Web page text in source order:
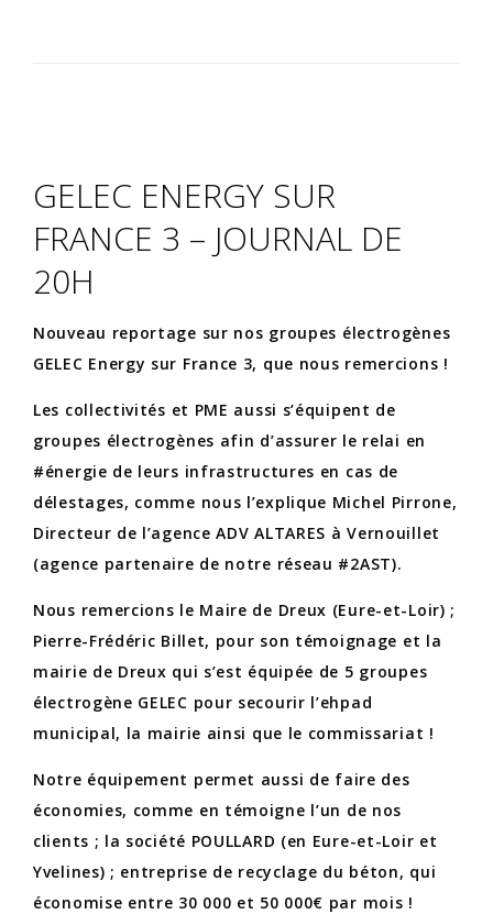
GELEC ENERGY SUR
FRANCE 3 – JOURNAL DE
20H
Nouveau reportage sur nos groupes électrogènes
GELEC Energy sur France 3, que nous remercions !
Les collectivités et PME aussi s’équipent de
groupes électrogènes afin d’assurer le relai en
#énergie de leurs infrastructures en cas de
délestages, comme nous l’explique Michel Pirrone,
Directeur de l’agence ADV ALTARES à Vernouillet
(agence partenaire de notre réseau #2AST).
Nous remercions le Maire de Dreux (Eure-et-Loir) ;
Pierre-Frédéric Billet, pour son témoignage et la
mairie de Dreux qui s’est équipée de 5 groupes
électrogène GELEC pour secourir l’ehpad
municipal, la mairie ainsi que le commissariat !
Notre équipement permet aussi de faire des
économies, comme en témoigne l’un de nos
clients ; la société POULLARD (en Eure-et-Loir et
Yvelines) ; entreprise de recyclage du béton, qui
économise entre 30 000 et 50 000€ par mois !